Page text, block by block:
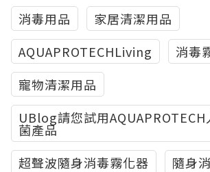
消毒用品
家居清潔用品
AQUAPROTECHLiving
消毒
寵物清潔用品
UBlog請您試用
菌產品
超聲波隨身消毒霧化器
隨身